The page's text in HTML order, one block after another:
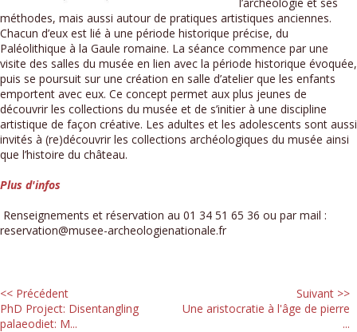
méthodes, mais aussi autour de pratiques artistiques anciennes.
Chacun d’eux est lié à une période historique précise, du
Paléolithique à la Gaule romaine. La séance commence par une
visite des salles du musée en lien avec la période historique évoquée,
puis se poursuit sur une création en salle d’atelier que les enfants
emportent avec eux. Ce concept permet aux plus jeunes de
découvrir les collections du musée et de s’initier à une discipline
artistique de façon créative. Les adultes et les adolescents sont aussi
invités à (re)découvrir les collections archéologiques du musée ainsi
que l’histoire du château.
Plus d'infos
Renseignements et réservation au 01 34 51 65 36 ou par mail :
reservation@musee-archeologienationale.fr
<< Précédent
PhD Project: Disentangling
palaeodiet: M...
Suivant >>
Une aristocratie à l'âge de pierre
...